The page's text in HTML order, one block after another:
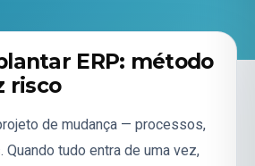
ERP: método
risco
de mudança — processos,
tudo entra de uma vez,